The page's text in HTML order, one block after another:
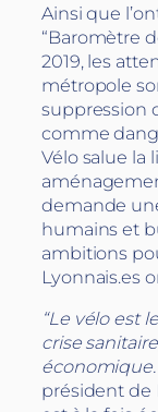
Ainsi que
“Baromètre
2019, les
métropole
suppression
comme
Vélo salue la
demande
humains et
ambitions
Lyonnais.es
“Le vélo est
crise
président de